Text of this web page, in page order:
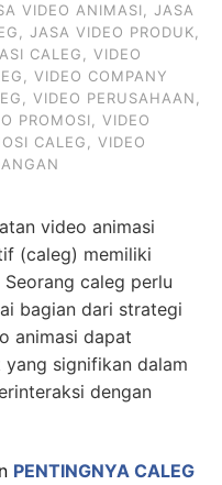
VIDEO ANIMASI, JASA
, JASA VIDEO PRODUK,
CALEG, VIDEO
, VIDEO COMPANY
, VIDEO PERUSAHAAN,
PROMOSI, VIDEO
CALEG, VIDEO
video animasi
(caleg) memiliki
caleg perlu
bagian dari strategi
animasi dapat
signifikan dalam
dengan
PENTINGNYA CALEG